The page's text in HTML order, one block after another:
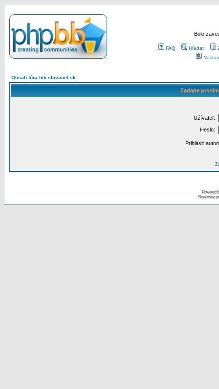
Bolo
FAQ Hľadať
Obsah fóra hifi.slovanet.sk
Zadajte
Užívateľ:
Heslo:
Prihlásiť
Powered
Slovenský